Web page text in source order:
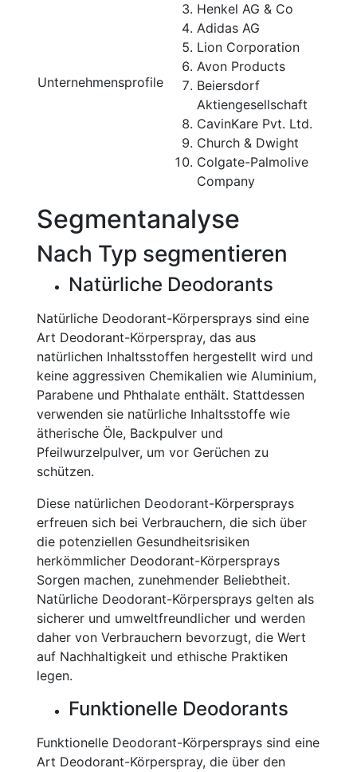
Unternehmensprofile
Henkel AG & Co
Adidas AG
Lion Corporation
Avon Products
Beiersdorf
Aktiengesellschaft
CavinKare Pvt. Ltd.
Church & Dwight
Colgate-Palmolive
Company
Segmentanalyse
Nach Typ segmentieren
Natürliche Deodorants
Natürliche Deodorant-Körpersprays sind eine
Art Deodorant-Körperspray, das aus
natürlichen Inhaltsstoffen hergestellt wird und
keine aggressiven Chemikalien wie Aluminium,
Parabene und Phthalate enthält. Stattdessen
verwenden sie natürliche Inhaltsstoffe wie
ätherische Öle, Backpulver und
Pfeilwurzelpulver, um vor Gerüchen zu
schützen.
Diese natürlichen Deodorant-Körpersprays
erfreuen sich bei Verbrauchern, die sich über
die potenziellen Gesundheitsrisiken
herkömmlicher Deodorant-Körpersprays
Sorgen machen, zunehmender Beliebtheit.
Natürliche Deodorant-Körpersprays gelten als
sicherer und umweltfreundlicher und werden
daher von Verbrauchern bevorzugt, die Wert
auf Nachhaltigkeit und ethische Praktiken
legen.
Funktionelle Deodorants
Funktionelle Deodorant-Körpersprays sind eine
Art Deodorant-Körperspray, die über den